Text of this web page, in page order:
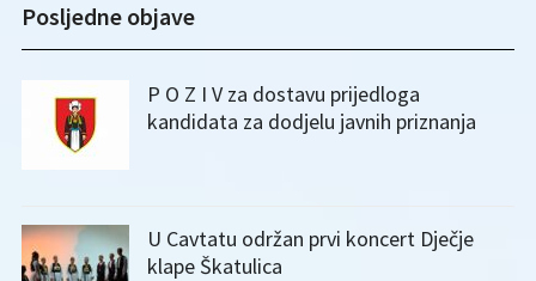
Posljedne objave
P O Z I V za dostavu prijedloga
kandidata za dodjelu javnih priznanja
U Cavtatu održan prvi koncert Dječje
klape Škatulica